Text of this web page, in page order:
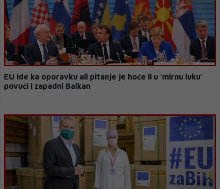
EU ide ka oporavku ali pitanje je hoće li u 'mirnu luku'
povući i zapadni Balkan